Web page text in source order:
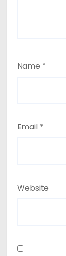
Name *
Email *
Website